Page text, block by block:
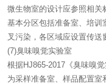
微生物室的设计应参照相关
基本分区包括准备室、培训
叉污染，各区域应设置传送
(7)臭味嗅觉实验室
根据HJ865-2017《臭味嗅
为采样准备室、样品配置